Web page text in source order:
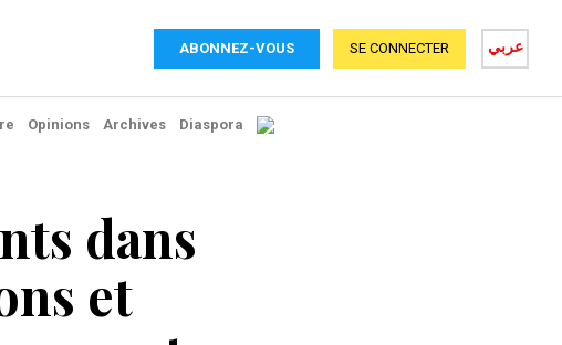
ABONNEZ-VOUS عربي SE CONNECTER
Opinions Archives Diaspora
dans
et